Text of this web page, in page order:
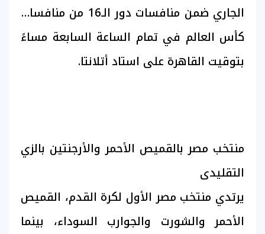
الجاري ضمن منافسات دور الـ16 من منافسات
كأس العالم في تمام الساعة السابعة مساءً
بتوقيت القاهرة على استاد أتلانتا.
منتخب مصر بالقميص الأحمر والأرجنتين بالزي
التقليدى
يرتدي منتخب مصر الأول لكرة القدم، القميص
الأحمر والشورت والجوارب السوداء، بينما